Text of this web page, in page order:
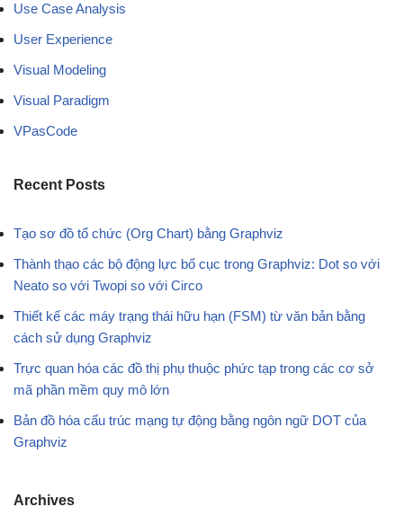
Use Case Analysis
User Experience
Visual Modeling
Visual Paradigm
VPasCode
Recent Posts
Tạo sơ đồ tổ chức (Org Chart) bằng Graphviz
Thành thạo các bộ động lực bố cục trong Graphviz: Dot so với
Neato so với Twopi so với Circo
Thiết kế các máy trạng thái hữu hạn (FSM) từ văn bản bằng
cách sử dụng Graphviz
Trực quan hóa các đồ thị phụ thuộc phức tạp trong các cơ sở
mã phần mềm quy mô lớn
Bản đồ hóa cấu trúc mạng tự động bằng ngôn ngữ DOT của
Graphviz
Archives